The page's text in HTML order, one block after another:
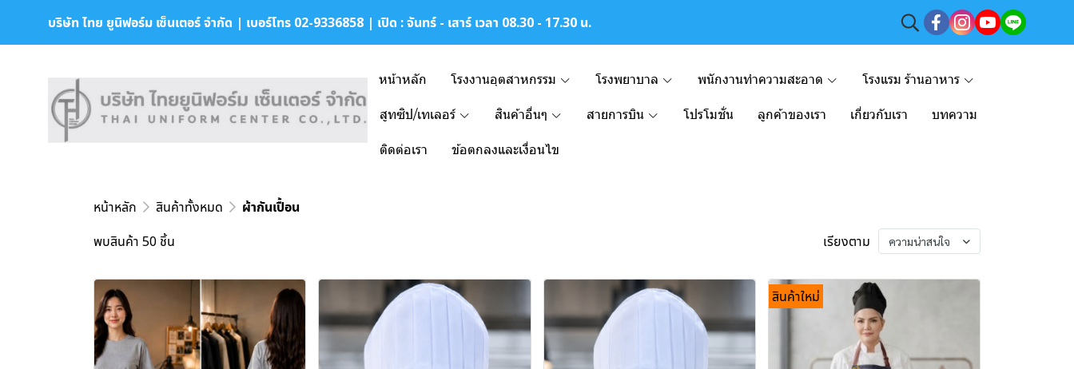
บริษัท ไทย ยูนิฟอร์ม เซ็นเตอร์ จำกัด | เบอร์โทร 02-9336858 | เปิด : จันทร์ - เสาร์ เวลา 08.30 - 17.30 น.
หน้าหลัก โรงงานอุตสาหกรรม โรงพยาบาล พนักงานทำความสะอาด โรงแรม ร้านอาหาร
สูทซิป/เทเลอร์ สินค้าอื่นๆ สายการบิน โปรโมชั่น ลูกค้าของเรา เกี่ยวกับเรา บทความ
ติดต่อเรา ข้อตกลงและเงื่อนไข
หน้าหลัก สินค้าทั้งหมด
ผ้ากันเปื้อน
พบสินค้า 50 ชิ้น
เรียงตาม ความน่าสนใจ
สินค้าใหม่